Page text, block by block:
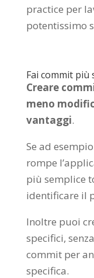
practice per
potentissimo
Fai commit più
Creare
meno
vantaggi.
Se ad
rompe
più semplice
identificare il
Inoltre puoi
specifici,
commit per
specifica.